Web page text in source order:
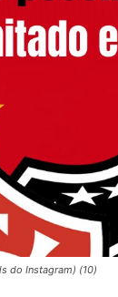
do Instagram) (10)